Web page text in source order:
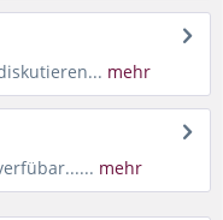
mehr
mehr